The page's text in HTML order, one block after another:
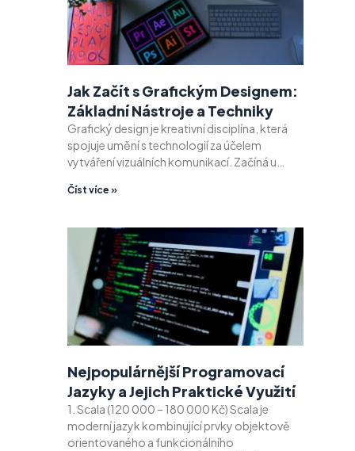
Jak Začít s Grafickým Designem:
Základní Nástroje a Techniky
Grafický design je kreativní disciplína, která
spojuje umění s technologií za účelem
vytváření vizuálních komunikací. Začíná u…
Číst více »
Nejpopulárnější Programovací
Jazyky a Jejich Praktické Využití
1. Scala (120 000 – 180 000 Kč) Scala je
moderní jazyk kombinující prvky objektově
orientovaného a funkcionálního